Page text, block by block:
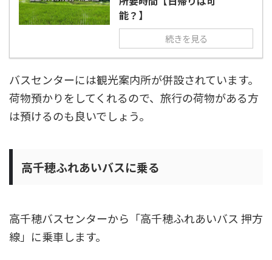
能？】
続きを見る
バスセンターには観光案内所が併設されています。
荷物預かりをしてくれるので、旅行の荷物がある方
は預けるのも良いでしょう。
高千穂ふれあいバスに乗る
高千穂バスセンターから「高千穂ふれあいバス 押方
線」に乗車します。